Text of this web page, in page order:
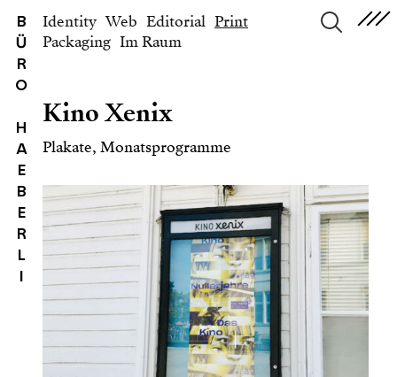
B
Ü
R
O
H
A
E
B
E
R
L
I
Identity Web Editorial Print
Packaging Im Raum
Kino Xenix
Plakate, Monatsprogramme